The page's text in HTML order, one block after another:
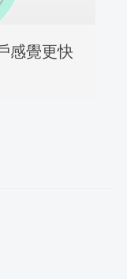
感覺更快